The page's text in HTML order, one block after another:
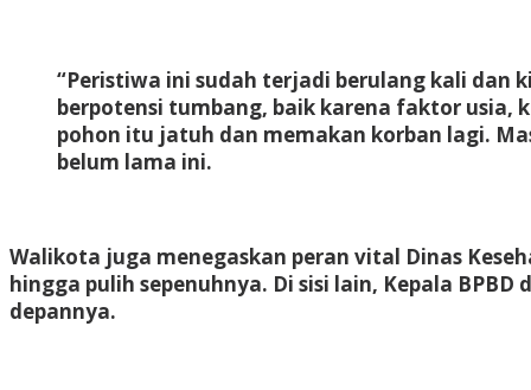
“Peristiwa ini sudah terjadi berulang kali dan
berpotensi tumbang, baik karena faktor usia,
pohon itu jatuh dan memakan korban lagi.
belum lama ini.
Walikota juga menegaskan peran vital Dinas
hingga pulih sepenuhnya. Di sisi lain, Kepala
depannya.